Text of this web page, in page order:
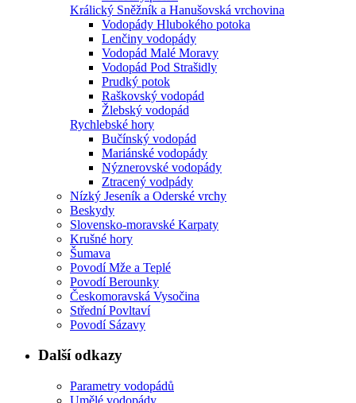
Králický Sněžník a Hanušovská vrchovina
Vodopády Hlubokého potoka
Lenčiny vodopády
Vodopád Malé Moravy
Vodopád Pod Strašidly
Prudký potok
Raškovský vodopád
Žlebský vodopád
Rychlebské hory
Bučínský vodopád
Mariánské vodopády
Nýznerovské vodopády
Ztracený vodpády
Nízký Jeseník a Oderské vrchy
Beskydy
Slovensko-moravské Karpaty
Krušné hory
Šumava
Povodí Mže a Teplé
Povodí Berounky
Českomoravská Vysočina
Střední Povltaví
Povodí Sázavy
Další odkazy
Parametry vodopádů
Umělé vodopády